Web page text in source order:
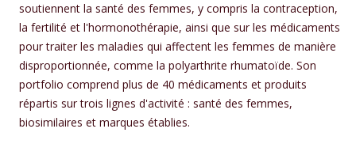
soutiennent la santé des femmes, y compris la contraception,
la fertilité et l'hormonothérapie, ainsi que sur les médicaments
pour traiter les maladies qui affectent les femmes de manière
disproportionnée, comme la polyarthrite rhumatoïde. Son
portfolio comprend plus de 40 médicaments et produits
répartis sur trois lignes d'activité : santé des femmes,
biosimilaires et marques établies.